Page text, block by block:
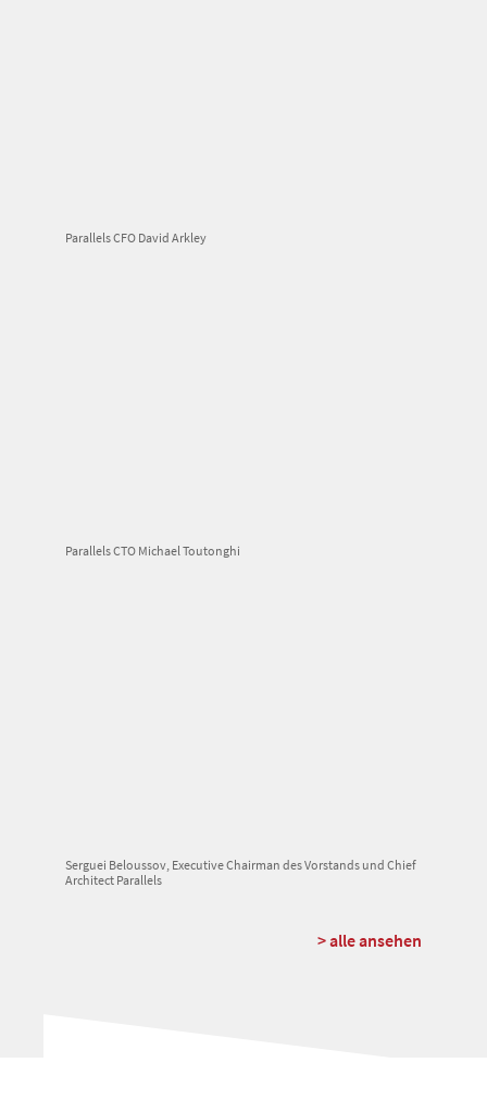
Parallels CFO David Arkley
Parallels CTO Michael Toutonghi
Serguei Beloussov, Executive Chairman des Vorstands und Chief
Architect Parallels
> alle ansehen